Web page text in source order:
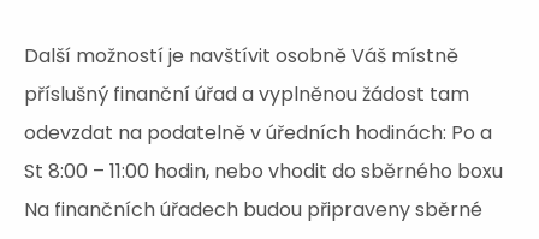
Další možností je navštívit osobně Váš místně
příslušný finanční úřad a vyplněnou žádost tam
odevzdat na podatelně v úředních hodinách: Po a
St 8:00 – 11:00 hodin, nebo vhodit do sběrného boxu
Na finančních úřadech budou připraveny sběrné